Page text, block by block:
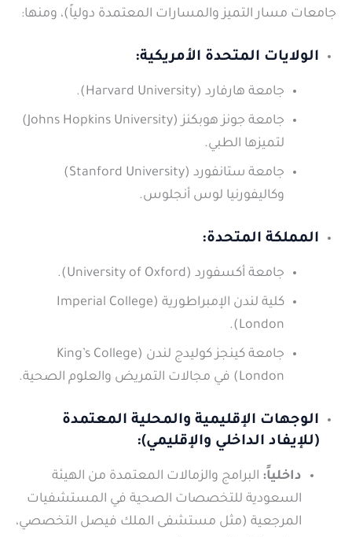
جامعات مسار التميز والمسارات المعتمدة دولياً)، ومنها:
الولايات المتحدة الأمريكية:
جامعة هارفارد (Harvard University).
جامعة جونز هوبكنز (Johns Hopkins University)
لتميزها الطبي.
جامعة ستانفورد (Stanford University)
وكاليفورنيا لوس أنجلوس.
المملكة المتحدة:
جامعة أكسفورد (University of Oxford).
كلية لندن الإمبراطورية (Imperial College
London).
جامعة كينجز كوليدج لندن (King’s College
London) في مجالات التمريض والعلوم الصحية.
الوجهات الإقليمية والمحلية المعتمدة
(للإيفاد الداخلي والإقليمي):
داخلياً: البرامج والزمالات المعتمدة من الهيئة
السعودية للتخصصات الصحية في المستشفيات
المرجعية (مثل مستشفى الملك فيصل التخصصي،